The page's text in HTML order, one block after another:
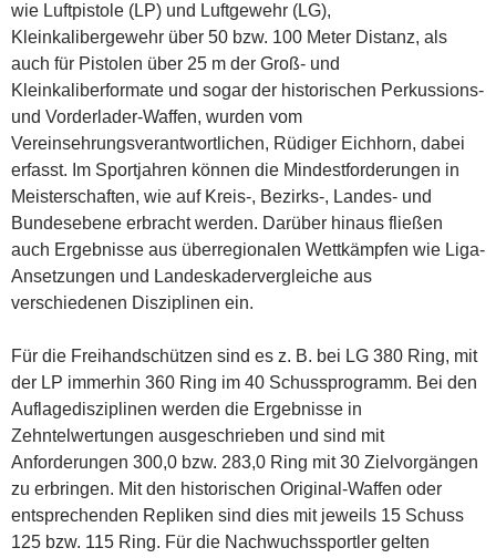
wie Luftpistole (LP) und Luftgewehr (LG),
Kleinkalibergewehr über 50 bzw. 100 Meter Distanz, als
auch für Pistolen über 25 m der Groß- und
Kleinkaliberformate und sogar der historischen Perkussions-
und Vorderlader-Waffen, wurden vom
Vereinsehrungsverantwortlichen, Rüdiger Eichhorn, dabei
erfasst. Im Sportjahren können die Mindestforderungen in
Meisterschaften, wie auf Kreis-, Bezirks-, Landes- und
Bundesebene erbracht werden. Darüber hinaus fließen
auch Ergebnisse aus überregionalen Wettkämpfen wie Liga-
Ansetzungen und Landeskadervergleiche aus
verschiedenen Disziplinen ein.
Für die Freihandschützen sind es z. B. bei LG 380 Ring, mit
der LP immerhin 360 Ring im 40 Schussprogramm. Bei den
Auflagedisziplinen werden die Ergebnisse in
Zehntelwertungen ausgeschrieben und sind mit
Anforderungen 300,0 bzw. 283,0 Ring mit 30 Zielvorgängen
zu erbringen. Mit den historischen Original-Waffen oder
entsprechenden Repliken sind dies mit jeweils 15 Schuss
125 bzw. 115 Ring. Für die Nachwuchssportler gelten